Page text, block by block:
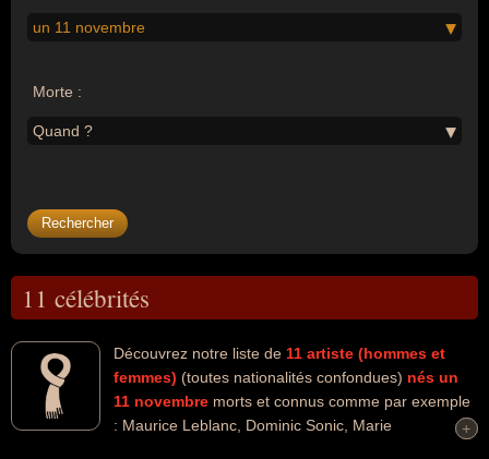
un 11 novembre
Morte :
Quand ?
11 célébrités
Découvrez notre liste de 11 artiste (hommes et
femmes) (toutes nationalités confondues) nés un
11 novembre morts et connus comme par exemple
: Maurice Leblanc, Dominic Sonic, Marie
+
+